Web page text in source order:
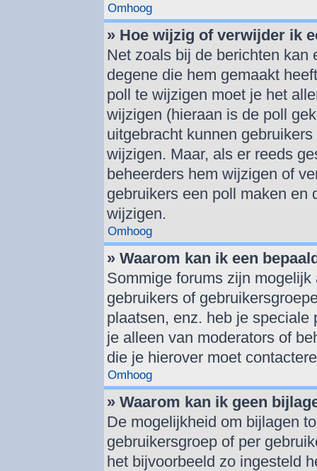
Omhoog
» Hoe wijzig of verwijder ik
Net zoals bij de berichten kan
degene die hem gemaakt
poll te wijzigen moet je het
wijzigen (hieraan is de poll
uitgebracht kunnen
wijzigen. Maar, als er reeds
beheerders hem wijzigen of
gebruikers een poll maken en
wijzigen.
Omhoog
» Waarom kan ik een
Sommige forums zijn
gebruikers of
plaatsen, enz. heb je
je alleen van moderators of
die je hierover moet
Omhoog
» Waarom kan ik geen
De mogelijkheid om bijlagen
gebruikersgroep of per
het bijvoorbeeld zo ingesteld